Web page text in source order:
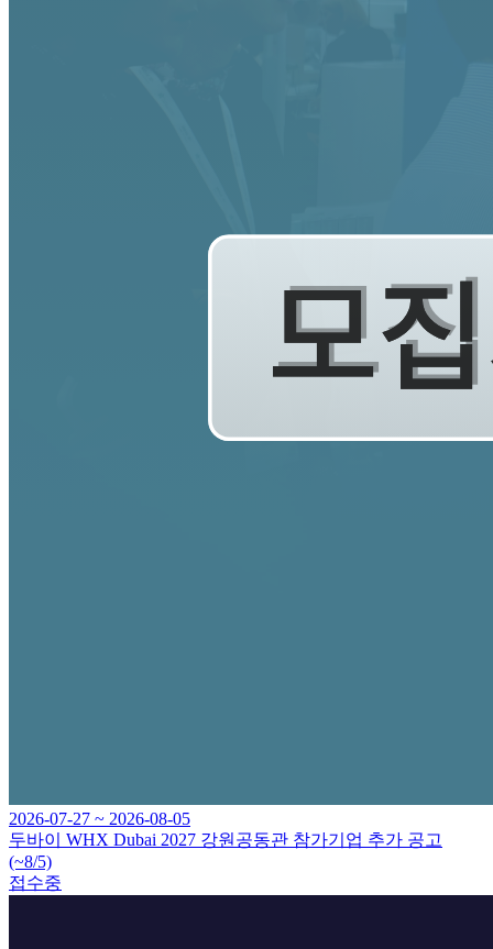
2026-07-27 ~ 2026-08-05
두바이 WHX Dubai 2027 강원공동관 참가기업 추가 공고
(~8/5)
접수중